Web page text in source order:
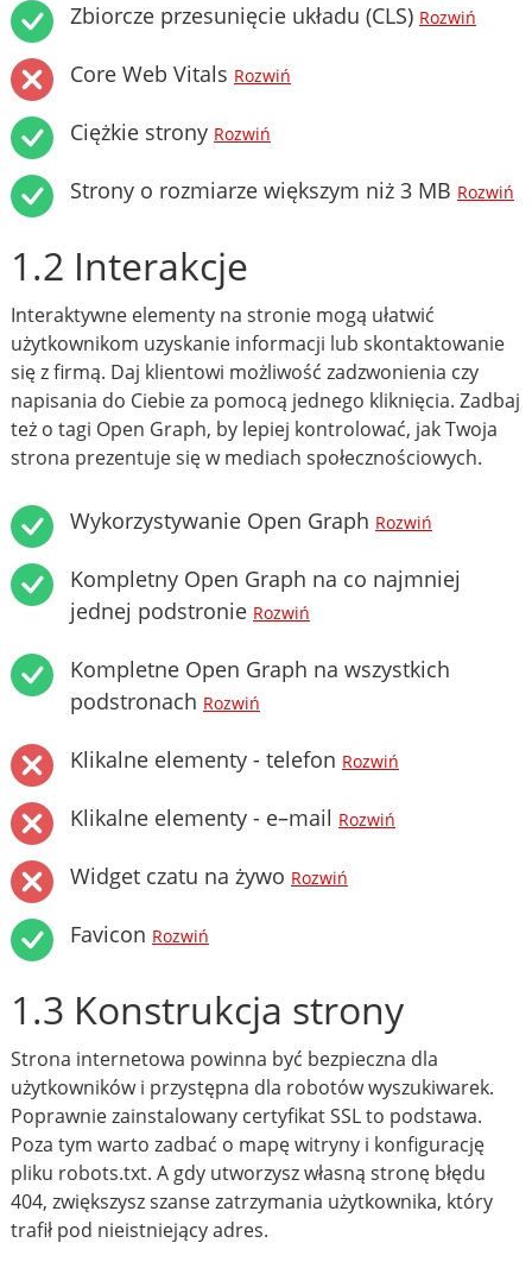
Zbiorcze przesunięcie układu (CLS) Rozwiń
Core Web Vitals Rozwiń
Ciężkie strony Rozwiń
Strony o rozmiarze większym niż 3 MB Rozwiń
1.2 Interakcje
Interaktywne elementy na stronie mogą ułatwić
użytkownikom uzyskanie informacji lub skontaktowanie
się z firmą. Daj klientowi możliwość zadzwonienia czy
napisania do Ciebie za pomocą jednego kliknięcia. Zadbaj
też o tagi Open Graph, by lepiej kontrolować, jak Twoja
strona prezentuje się w mediach społecznościowych.
Wykorzystywanie Open Graph Rozwiń
Kompletny Open Graph na co najmniej
jednej podstronie Rozwiń
Kompletne Open Graph na wszystkich
podstronach Rozwiń
Klikalne elementy - telefon Rozwiń
Klikalne elementy - e–mail Rozwiń
Widget czatu na żywo Rozwiń
Favicon Rozwiń
1.3 Konstrukcja strony
Strona internetowa powinna być bezpieczna dla
użytkowników i przystępna dla robotów wyszukiwarek.
Poprawnie zainstalowany certyfikat SSL to podstawa.
Poza tym warto zadbać o mapę witryny i konfigurację
pliku robots.txt. A gdy utworzysz własną stronę błędu
404, zwiększysz szanse zatrzymania użytkownika, który
trafił pod nieistniejący adres.